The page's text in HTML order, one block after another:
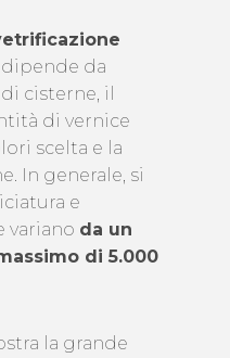
dipende da
cisterne, il
di vernice
scelta e la
In generale, si
e
variano da un
di 5.000
la grande